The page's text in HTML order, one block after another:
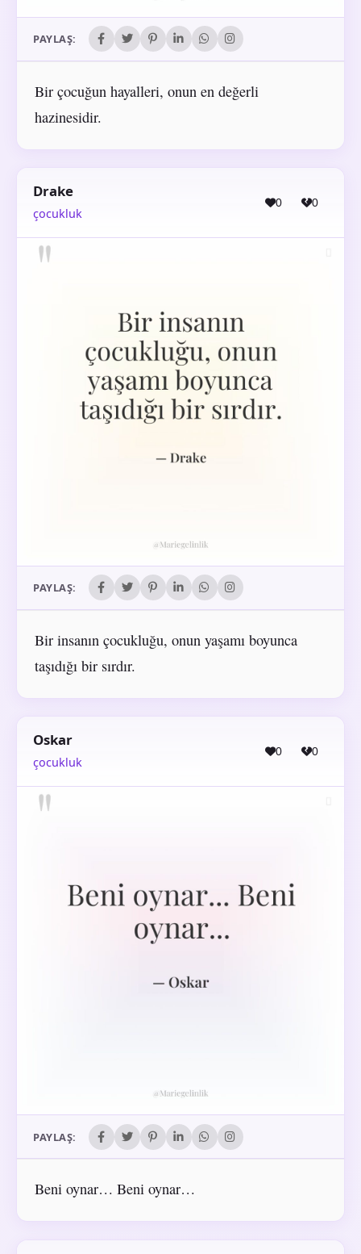
PAYLAŞ:
Bir çocuğun hayalleri, onun en değerli
hazinesidir.
Drake
çocukluk
0 0
PAYLAŞ:
Bir insanın çocukluğu, onun yaşamı boyunca
taşıdığı bir sırdır.
Oskar
çocukluk
0 0
PAYLAŞ:
Beni oynar… Beni oynar…